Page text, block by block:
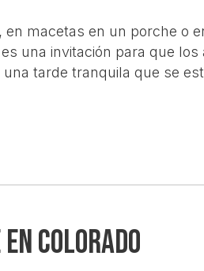
macetas en un porche o
una invitación para que los
tarde tranquila que se
Colorado